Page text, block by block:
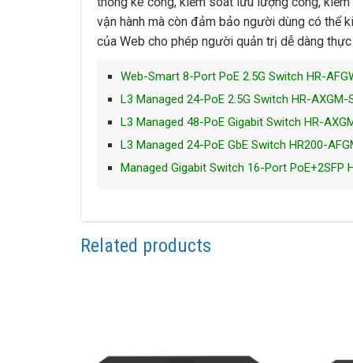
vận hành mà còn đảm bảo người dùng có thể
của Web cho phép người quản trị dễ dàng
Web-Smart 8-Port PoE 2.5G Switch HR-
L3 Managed 24-PoE 2.5G Switch HR-AXGM-
L3 Managed 48-PoE Gigabit Switch HR-
L3 Managed 24-PoE GbE Switch HR200-
Managed Gigabit Switch 16-Port PoE+2SFP
Related products